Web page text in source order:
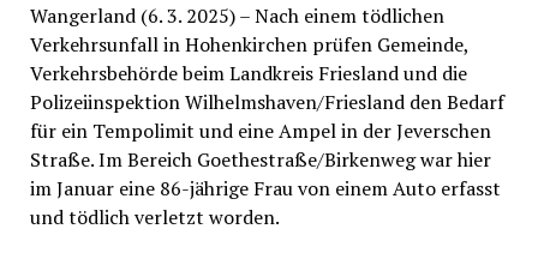
Wangerland (6. 3. 2025) – Nach einem tödlichen
Verkehrsunfall in Hohenkirchen prüfen Gemeinde,
Verkehrsbehörde beim Landkreis Friesland und die
Polizeiinspektion Wilhelmshaven/Friesland den Bedarf
für ein Tempolimit und eine Ampel in der Jeverschen
Straße. Im Bereich Goethestraße/Birkenweg war hier
im Januar eine 86-jährige Frau von einem Auto erfasst
und tödlich verletzt worden.